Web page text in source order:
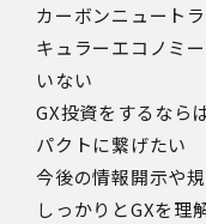
カーボンニュート
キュラーエコノミ
いない
GX投資をするなら
パクトに繋げたい
今後の情報開示や
しっかりとGXを理